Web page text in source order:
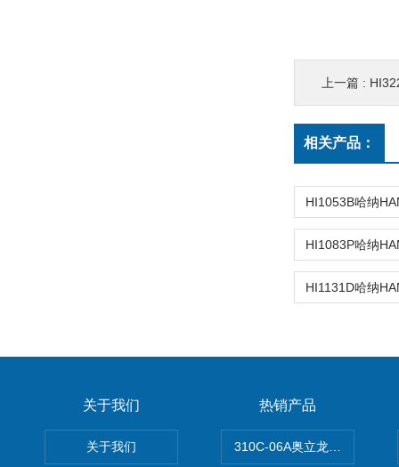
上一篇 :
相关产品：
关于我们
关于我们
热销产品
310C-06A奥立龙实验室台式